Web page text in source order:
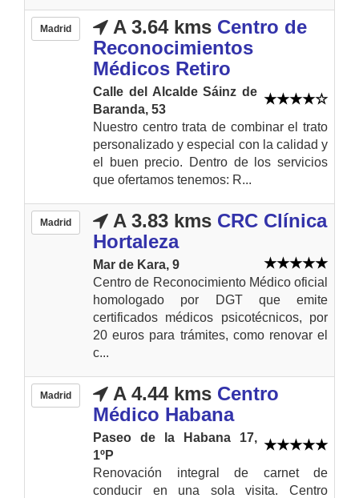
Madrid A 3.64 kms Centro de
Reconocimientos
Médicos Retiro
Calle del Alcalde Sáinz de
Baranda, 53
Nuestro centro trata de combinar el trato
personalizado y especial con la calidad y
el buen precio. Dentro de los servicios
que ofertamos tenemos: R...
Madrid A 3.83 kms CRC Clínica
Hortaleza
Mar de Kara, 9
Centro de Reconocimiento Médico oficial
homologado por DGT que emite
certificados médicos psicotécnicos, por
20 euros para trámites, como renovar el
c...
Madrid A 4.44 kms Centro
Médico Habana
Paseo de la Habana 17,
1ºP
Renovación integral de carnet de
conducir en una sola visita. Centro